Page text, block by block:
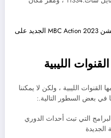
تردد قناة ام بي سي اكشن MBC Action 2023 الجديد على
الليبية
القنوات الليبية ، ولكن لا يمكننا
في بعض السطور التالية.:
التي تبث أحداث الدوري
الجديدة